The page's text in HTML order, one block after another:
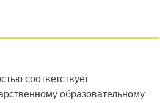
соответствует
образовательному